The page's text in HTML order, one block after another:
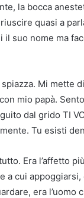
la bocca
quasi a
suo nome ma
Mi mette
mio papà.
dal grido TI
Tu esisti
Era l’affetto
a cui
era l’uomo